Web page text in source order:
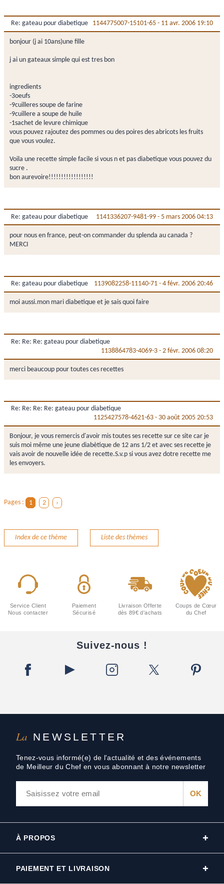
Re: gateau pour diabetique 1144775007-15101-65 - 11 avr. 2006 19:10
bonjour (j ai 10ans)une fille
j ai un gateaux simple qui est tres bon
ingredients
-3oeufs
-9cuilleres soupe de farine
-9cuillere a soupe de huile
-1sachet de levure chimique
vous pouvez rajoutez des pommes ou des poires des abricots les fruits
que vous voulez.
Voila une recette simple facile si vous n et pas diabetique vous pouvez du
sucre .
bon aurevoire!!!!!!!!!!!!!!!!!!
Re: gateau pour diabetique 1141336207-9481-99 - 5 mars 2006 04:13
pour nous en france, peut-on commander du splenda au canada ?
MERCI
Re: gateau pour diabetique 1139082258-11140-71 - 4 févr. 2006 20:46
moi aussi.mon mari diabetique et je sais quoi faire
Re: Re: Re: gateau pour diabetique
1138864783-4069-3 - 2 févr. 2006 08:20
merci beaucoup pour toutes ces recettes
Re: Re: Re: Re: gateau pour diabetique
1125427578-4621-63 - 30 août 2005 20:53
Bonjour, je vous remercis d'avoir mis toutes ses recette sur ce site car je
suis moi même une jeune diabètique de 12 ans 1/2 et avec ses recette je
vais avoir de nouvelle idée de recette.S.v.p si vous avez dotre recette me
les envoyers.
Pages : 1 2 ›
Index de ce thème Liste des thèmes
La NEWSLETTER
Tenez-vous informé(e) de l'actualité et des événements
de Meilleur du Chef en vous abonnant à notre newsletter
Service Client
Nous contacter
Paiement
Sécurisé
Livraison Offerte
dès 89€ d'achats
Coups de Cœur
du Chef
Suivez-nous !
À PROPOS
PAIEMENT ET LIVRAISON